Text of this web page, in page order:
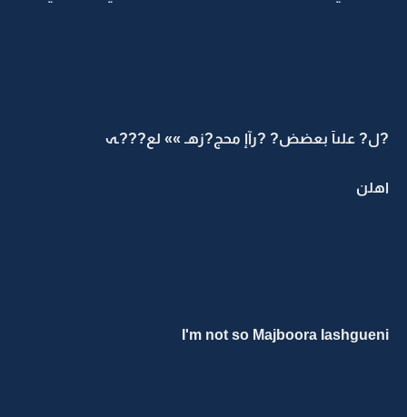
?ل? علىآ بعضض? ?رآإ محج?زهـ »» لع???ـہ
اهلن
I'm not so Majboora Iashgueni